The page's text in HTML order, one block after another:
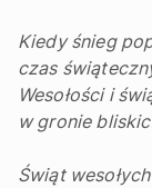
Kiedy śnieg
czas
Wesołości i
w gronie
Świąt